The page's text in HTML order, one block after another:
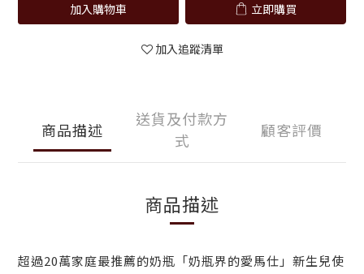
加入購物車 立即購買
加入追蹤清單
商品描述
送貨及付款方
式
顧客評價
商品描述
超過20萬家庭最推薦的奶瓶「奶瓶界的愛馬仕」新生兒使